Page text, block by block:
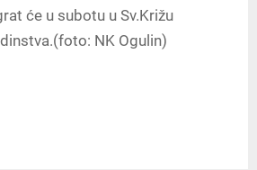
će u subotu u Sv.Križu
(foto: NK Ogulin)